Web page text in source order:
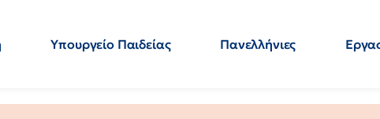
Υπουργείο Παιδείας Πανελλήνιες